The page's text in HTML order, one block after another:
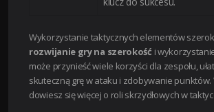
Wykorzystanie taktycznych elementów
rozwijanie gry na szerokość i
może przynieść wiele korzyści dla zespołu,
skuteczną grę w ataku i zdobywanie punktów.
dowiesz się więcej o roli skrzydłowych w